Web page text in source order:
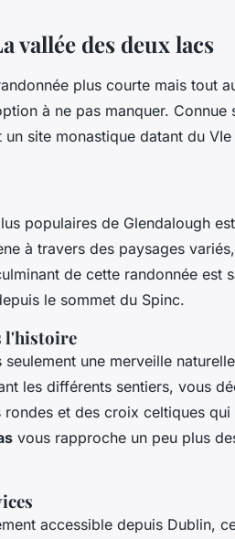
vallée des deux lacs
plus courte mais tout
à ne pas manquer.
un site monastique datant du
populaires de Glendalough
à travers des paysages
de cette randonnée est
le sommet du Spinc.
l'histoire
une merveille
les différents sentiers, vous
rondes et des croix celtiques
vous rapproche un peu plus
accessible depuis Dublin,